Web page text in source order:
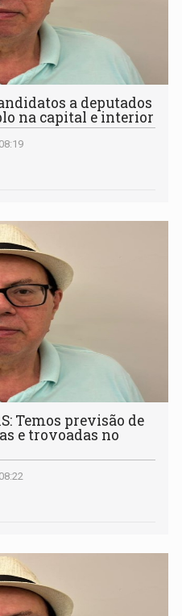
a deputados
na capital e interior
Temos previsão de
e trovoadas no